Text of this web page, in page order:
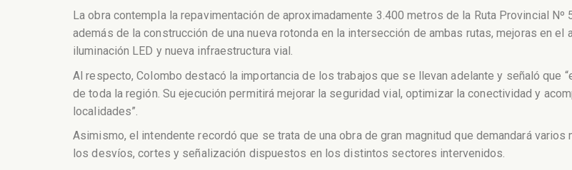
La obra contempla la repavimentación de aproximadamente 3.400 metros de la Ruta Provincial Nº
además de la construcción de una nueva rotonda en la intersección de ambas rutas, mejoras en
iluminación LED y nueva infraestructura vial.
Al respecto, Colombo destacó la importancia de los trabajos que se llevan adelante y señaló que
de toda la región. Su ejecución permitirá mejorar la seguridad vial, optimizar la conectividad y
localidades”.
Asimismo, el intendente recordó que se trata de una obra de gran magnitud que demandará
los desvíos, cortes y señalización dispuestos en los distintos sectores intervenidos.